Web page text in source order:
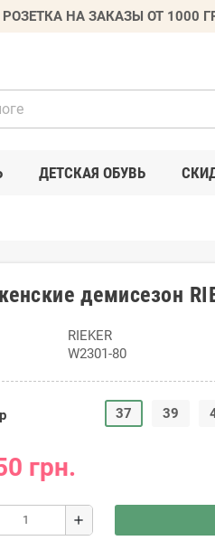
НА ЗАКАЗЫ ОТ 1000
ДЕТСКАЯ ОБУВЬ
демисезон
RIEKER
W2301-80
37 39
грн.
add